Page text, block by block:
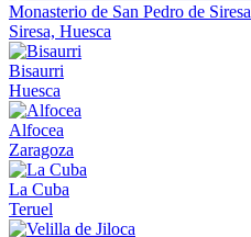
Monasterio de San Pedro de Siresa
Siresa, Huesca
Bisaurri
Huesca
Alfocea
Zaragoza
La Cuba
Teruel